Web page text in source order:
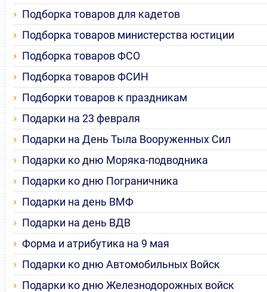
Подборка товаров для кадетов
Подборка товаров министерства юстиции
Подборка товаров ФСО
Подборка товаров ФСИН
Подборки товаров к праздникам
Подарки на 23 февраля
Подарки на День Тыла Вооруженных Сил
Подарки ко дню Моряка-подводника
Подарки ко дню Пограничника
Подарки на день ВМФ
Подарки на день ВДВ
Форма и атрибутика на 9 мая
Подарки ко дню Автомобильных Войск
Подарки ко дню Железнодорожных войск